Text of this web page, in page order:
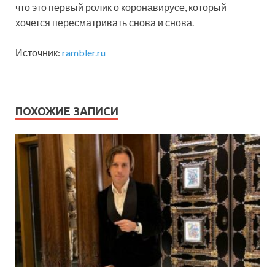
что это первый ролик о коронавирусе, который
хочется пересматривать снова и снова.
Источник: rambler.ru
ПОХОЖИЕ ЗАПИСИ